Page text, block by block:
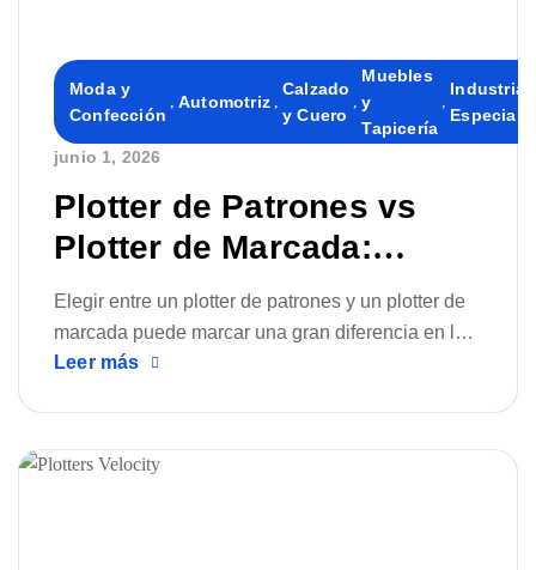
Moda y
Confección
Automotriz
Calzado
y Cuero
Muebles
y
Tapicería
Industrias
junio 1, 2026
Plotter de Patrones vs
Plotter de Marcada:
Diferencias Clave Entre
Ambos
Elegir entre un plotter de patrones y un plotter de
marcada puede marcar una gran diferencia en la
eficiencia de una empresa de confección. En este
adaptan mejor a cada etapa del proceso
Leer más